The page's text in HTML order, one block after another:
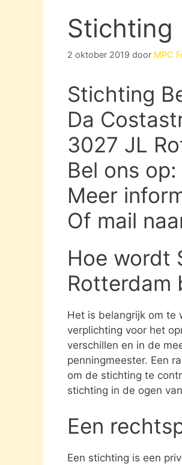
Stichting
2 oktober 2019 door MPC
Stichting
Da
3027 JL
Bel ons op:
Meer
Of mail
Hoe wordt
Rotterdam
Het is belangrijk om te
verplichting voor het
verschillen en in de
penningmeester. Een
om de stichting te
stichting in de ogen
Een
Een stichting is een